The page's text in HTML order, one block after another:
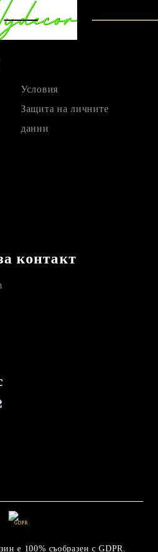
Условия
Защита на личните
данни
контакт
GDPR
е 100% съобразен с GDPR.